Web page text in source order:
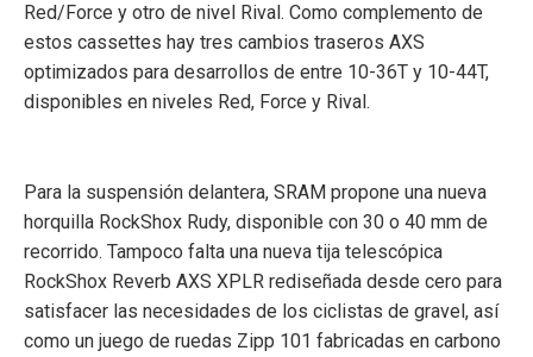
Red/Force y otro de nivel Rival. Como complemento de
estos cassettes hay tres cambios traseros AXS
optimizados para desarrollos de entre 10-36T y 10-44T,
disponibles en niveles Red, Force y Rival.
Para la suspensión delantera, SRAM propone una nueva
horquilla RockShox Rudy, disponible con 30 o 40 mm de
recorrido. Tampoco falta una nueva tija telescópica
RockShox Reverb AXS XPLR rediseñada desde cero para
satisfacer las necesidades de los ciclistas de gravel, así
como un juego de ruedas Zipp 101 fabricadas en carbono